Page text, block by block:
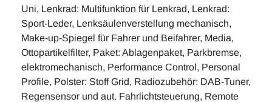
Uni, Lenkrad: Multifunktion für Lenkrad, Lenkrad:
Sport-Leder, Lenksäulenverstellung mechanisch,
Make-up-Spiegel für Fahrer und Beifahrer, Media,
Ottopartikelfilter, Paket: Ablagenpaket, Parkbremse,
elektromechanisch, Performance Control, Personal
Profile, Polster: Stoff Grid, Radiozubehör: DAB-Tuner,
Regensensor und aut. Fahrlichtsteuerung, Remote